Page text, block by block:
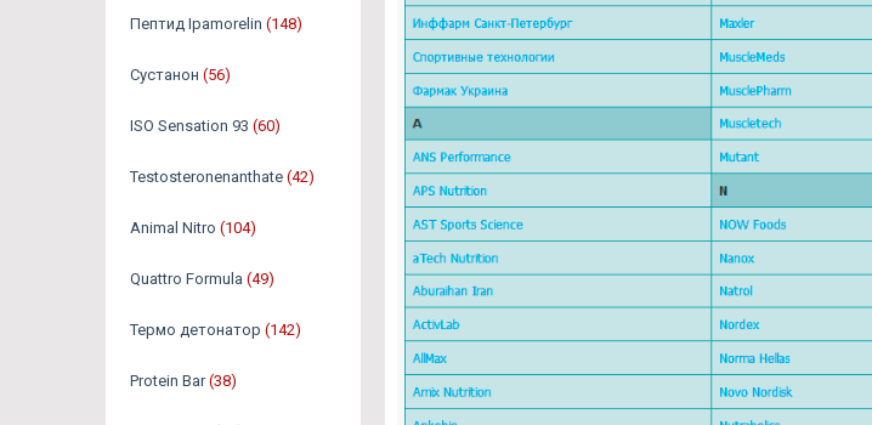
Пептид Ipamorelin (148)
Сустанон (56)
ISO Sensation 93 (60)
Testosteronenanthate (42)
Animal Nitro (104)
Quattro Formula (49)
Термо детонатор (142)
Protein Bar (38)